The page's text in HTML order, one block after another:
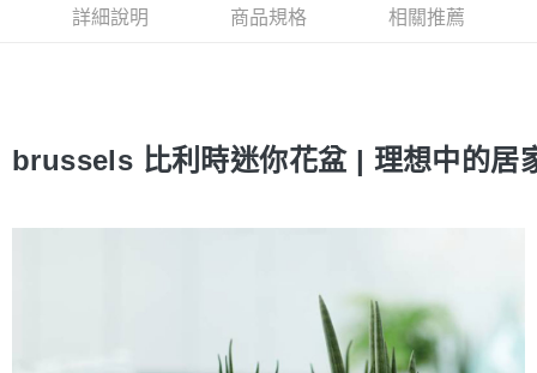
５．嚴禁一人註冊多個帳號或使用他人資訊註冊。若發現惡意使用之情形，
詳細說明 商品規格 相關推薦
brussels 比利時迷你花盆 | 理想中的居